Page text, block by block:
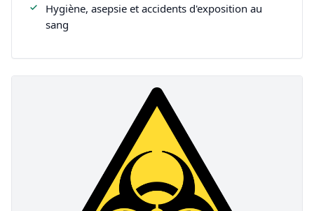
Hygiène, asepsie et accidents d'exposition au
sang